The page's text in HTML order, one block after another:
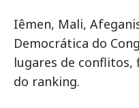
Iêmen, Mali,
Democrática do
lugares de
do ranking.